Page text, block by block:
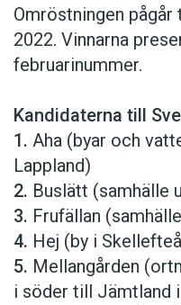
Omröstningen
2022. Vinnarna
februarinummer.
Kandidaterna till
1. Aha (byar och
Lappland)
2. Buslätt (samhälle
3. Frufällan
4. Hej (by i
5. Mellangården
i söder till Jämtland